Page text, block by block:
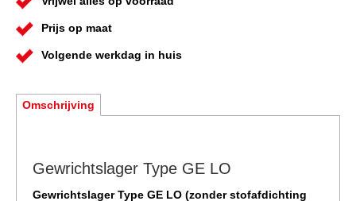
Prijs op maat
Volgende werkdag in huis
Omschrijving
Gewrichtslager Type GE LO
Gewrichtslager Type GE LO (zonder stofafdichting